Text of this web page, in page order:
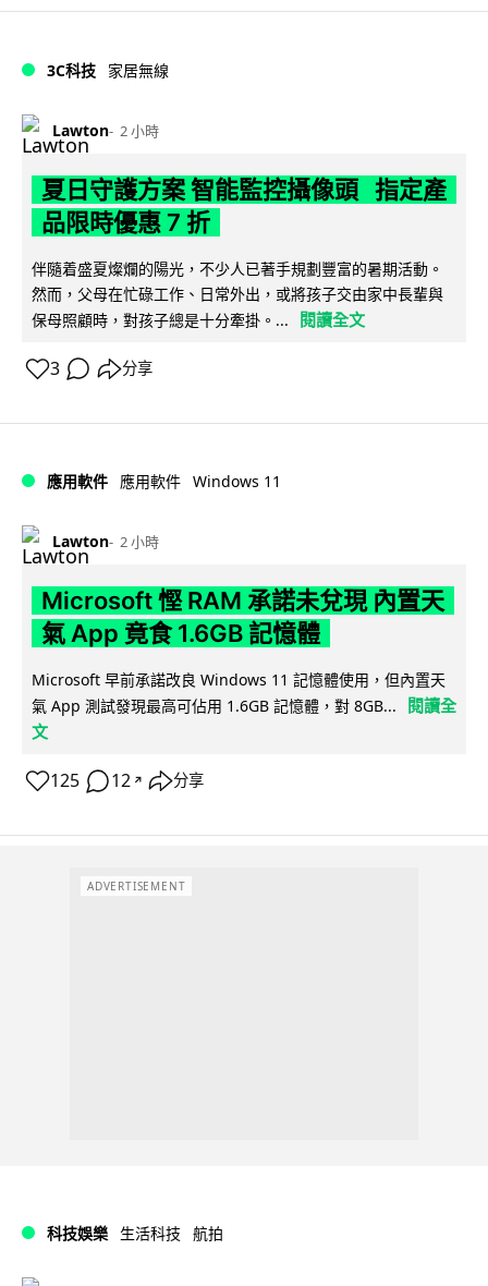
3C科技 家居無線
Lawton 2 小時
夏日守護方案 智能監控攝像頭 指定產
品限時優惠 7 折
伴隨着盛夏燦爛的陽光，不少人已著手規劃豐富的暑期活動。
然而，父母在忙碌工作、日常外出，或將孩子交由家中長輩與
保母照顧時，對孩子總是十分牽掛。...
閱讀全文
3 分享
應用軟件 應用軟件 Windows 11
Lawton 2 小時
Microsoft 慳 RAM 承諾未兌現 內置天
氣 App 竟食 1.6GB 記憶體
Microsoft 早前承諾改良 Windows 11 記憶體使用，但內置天
氣 App 測試發現最高可佔用 1.6GB 記憶體，對 8GB...
閱讀全
文
125 12 ↗ 分享
ADVERTISEMENT
科技娛樂 生活科技 航拍